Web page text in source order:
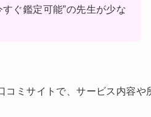
ぐ鑑定可能”の先生が少な
ミサイトで、サービス内容や